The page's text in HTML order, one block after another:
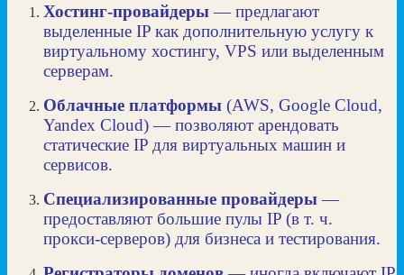
Хостинг‑провайдеры — предлагают
выделенные IP как дополнительную услугу к
виртуальному хостингу, VPS или выделенным
серверам.
Облачные платформы (AWS, Google Cloud,
Yandex Cloud) — позволяют арендовать
статические IP для виртуальных машин и
сервисов.
Специализированные провайдеры —
предоставляют большие пулы IP (в т. ч.
прокси‑серверов) для бизнеса и тестирования.